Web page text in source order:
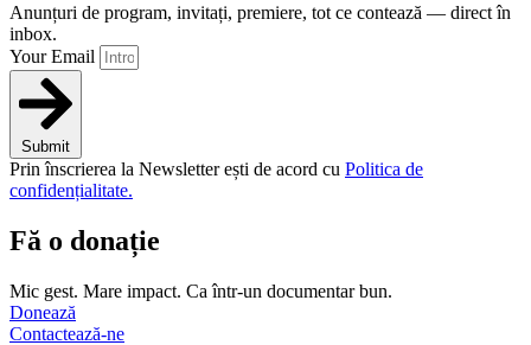
Anunțuri de program, invitați, premiere, tot ce contează — direct în
inbox.
Your Email
Submit
Prin înscrierea la Newsletter ești de acord cu Politica de
confidențialitate.
Fă o donație
Mic gest. Mare impact. Ca într-un documentar bun.
Donează
Contactează-ne